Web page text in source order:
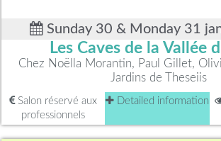
Sunday 30 & Monday 31
Les Caves de la Vallée
Chez Noëlla Morantin, Paul Gillet,
Jardins de Theseiis
Salon réservé aux
professionnels
Detailed information